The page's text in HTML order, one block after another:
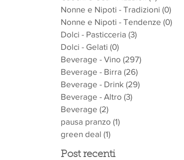
Nonne e Nipoti - Tradizioni (0)
Nonne e Nipoti - Tendenze (0)
Dolci - Pasticceria (3)
Dolci - Gelati (0)
Beverage - Vino (297)
Beverage - Birra (26)
Beverage - Drink (29)
Beverage - Altro (3)
Beverage (2)
pausa pranzo (1)
green deal (1)
Post recenti